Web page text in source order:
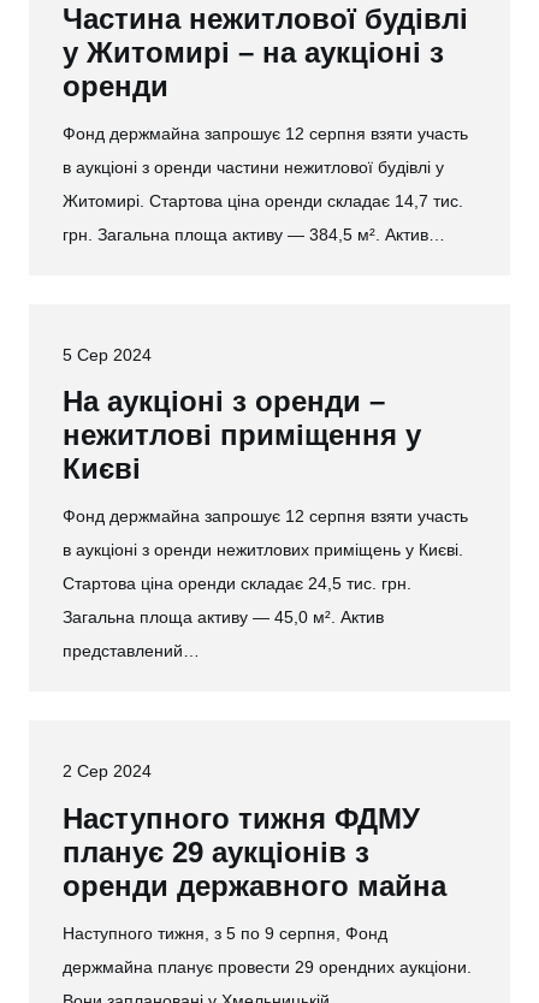
Частина нежитлової будівлі
у Житомирі – на аукціоні з
оренди
Фонд держмайна запрошує 12 серпня взяти участь
в аукціоні з оренди частини нежитлової будівлі у
Житомирі. Стартова ціна оренди складає 14,7 тис.
грн. Загальна площа активу — 384,5 м². Актив…
5 Сер 2024
На аукціоні з оренди –
нежитлові приміщення у
Києві
Фонд держмайна запрошує 12 серпня взяти участь
в аукціоні з оренди нежитлових приміщень у Києві.
Стартова ціна оренди складає 24,5 тис. грн.
Загальна площа активу — 45,0 м². Актив
представлений…
2 Сер 2024
Наступного тижня ФДМУ
планує 29 аукціонів з
оренди державного майна
Наступного тижня, з 5 по 9 серпня, Фонд
держмайна планує провести 29 орендних аукціони.